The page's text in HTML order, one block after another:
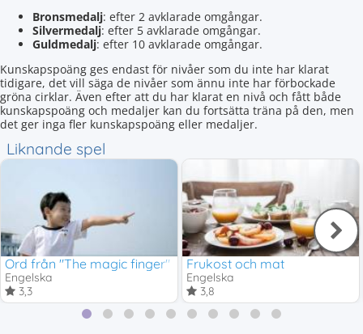
Bronsmedalj: efter 2 avklarade omgångar.
Silvermedalj: efter 5 avklarade omgångar.
Guldmedalj: efter 10 avklarade omgångar.
Kunskapspoäng ges endast för nivåer som du inte har klarat
tidigare, det vill säga de nivåer som ännu inte har förbockade
gröna cirklar. Även efter att du har klarat en nivå och fått både
kunskapspoäng och medaljer kan du fortsätta träna på den, men
det ger inga fler kunskapspoäng eller medaljer.
Liknande spel
Ord från "The magic finger"
Engelska
3,3
Frukost och mat
Engelska
3,8